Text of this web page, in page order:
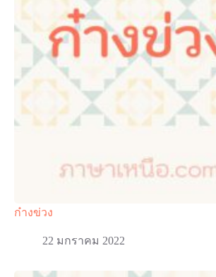
ก๋างข่วง
22 มกราคม 2022